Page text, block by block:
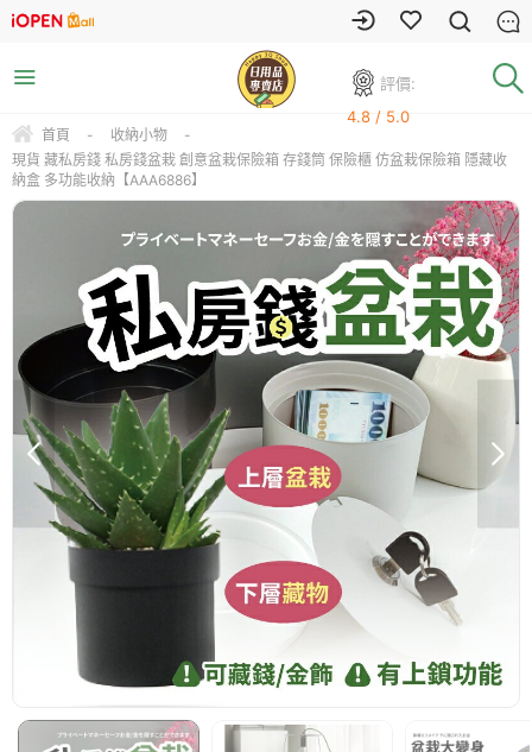
評價:
4.8 / 5.0
首頁 - 收納小物
-
現貨 藏私房錢 私房錢盆栽 創意盆栽保險箱 存錢筒 保險櫃 仿盆栽保險箱 隱藏收
納盒 多功能收納【AAA6886】